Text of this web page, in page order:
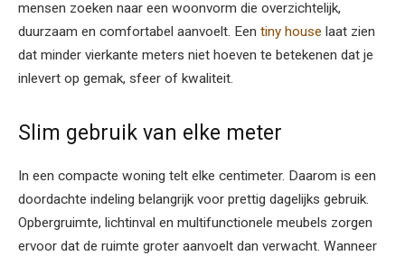
mensen zoeken naar een woonvorm die overzichtelijk,
duurzaam en comfortabel aanvoelt. Een tiny house laat zien
dat minder vierkante meters niet hoeven te betekenen dat je
inlevert op gemak, sfeer of kwaliteit.
Slim gebruik van elke meter
In een compacte woning telt elke centimeter. Daarom is een
doordachte indeling belangrijk voor prettig dagelijks gebruik.
Opbergruimte, lichtinval en multifunctionele meubels zorgen
ervoor dat de ruimte groter aanvoelt dan verwacht. Wanneer